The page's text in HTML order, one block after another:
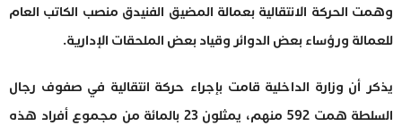
وهمت الحركة الانتقالية بعمالة المضيق الفنيدق منصب الكاتب العام
للعمالة ورؤساء بعض الدوائر وقياد بعض الملحقات الإدارية.
يذكر أن وزارة الداخلية قامت بإجراء حركة انتقالية في صفوف رجال
السلطة همت 592 منهم، يمثلون 23 بالمائة من مجموع أفراد هذه